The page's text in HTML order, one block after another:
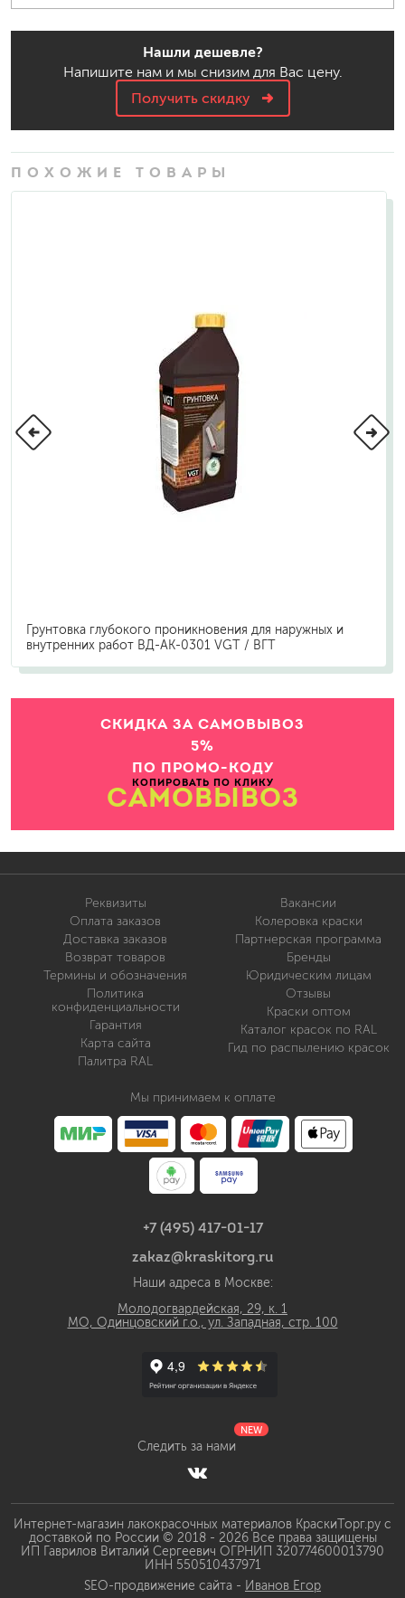
Нашли дешевле?
Напишите нам и мы снизим для Вас цену.
Получить скидку
ПОХОЖИЕ ТОВАРЫ
Грунтовка глубокого проникновения для наружных и
внутренних работ ВД-АК-0301 VGT / ВГТ
СКИДКА ЗА САМОВЫВОЗ
5%
ПО ПРОМО-КОДУ
КОПИРОВАТЬ ПО КЛИКУ
САМОВЫВОЗ
Реквизиты
Оплата заказов
Доставка заказов
Возврат товаров
Термины и обозначения
Политика
конфиденциальности
Гарантия
Карта сайта
Палитра RAL
Вакансии
Колеровка краски
Партнерская программа
Бренды
Юридическим лицам
Отзывы
Краски оптом
Каталог красок по RAL
Гид по распылению красок
Мы принимаем к оплате
+7 (495) 417-01-17
zakaz@kraskitorg.ru
Наши адреса в Москве:
Молодогвардейская, 29, к. 1
МО, Одинцовский г.о., ул. Западная, стр. 100
Следить за нами
NEW
Интернет-магазин лакокрасочных материалов КраскиТорг.ру с
доставкой по России © 2018 - 2026 Все права защищены
ИП Гаврилов Виталий Сергеевич ОГРНИП 320774600013790
ИНН 550510437971
SEO-продвижение сайта - Иванов Егор